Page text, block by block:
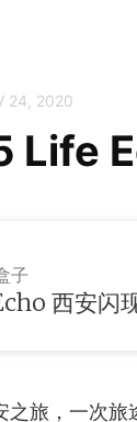
24, 2020
Life
子
闪现特辑
旅，一次旅